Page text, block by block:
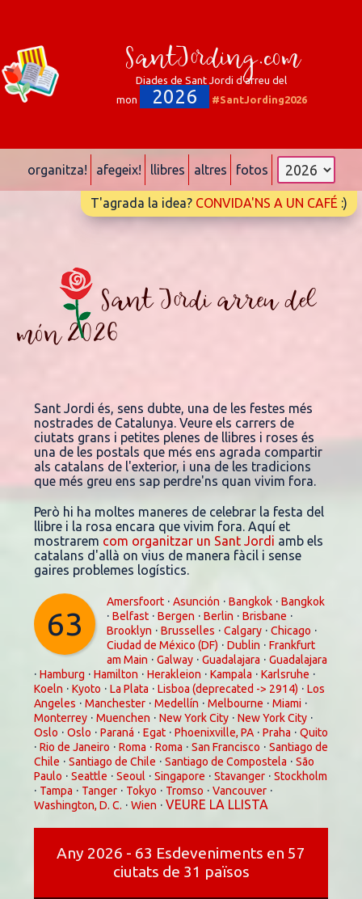
SantJording.com
Diades de Sant Jordi d'arreu del
mon
2026 #SantJording2026
organitza! afegeix! llibres altres fotos
T'agrada la idea? CONVIDA'NS A UN CAFÉ :)
Sant Jordi arreu del
món 2026
Sant Jordi és, sens dubte, una de les festes més
nostrades de Catalunya. Veure els carrers de
ciutats grans i petites plenes de llibres i roses és
una de les postals que més ens agrada compartir
als catalans de l'exterior, i una de les tradicions
que més greu ens sap perdre'ns quan vivim fora.
Però hi ha moltes maneres de celebrar la festa del
llibre i la rosa encara que vivim fora. Aquí et
mostrarem com organitzar un Sant Jordi amb els
catalans d'allà on vius de manera fàcil i sense
gaires problemes logístics.
63
Amersfoort · Asunción · Bangkok · Bangkok
· Belfast · Bergen · Berlin · Brisbane ·
Brooklyn · Brusselles · Calgary · Chicago ·
Ciudad de México (DF) · Dublin · Frankfurt
am Main · Galway · Guadalajara · Guadalajara
· Hamburg · Hamilton · Herakleion · Kampala · Karlsruhe ·
Koeln · Kyoto · La Plata · Lisboa (deprecated -> 2914) · Los
Angeles · Manchester · Medellín · Melbourne · Miami ·
Monterrey · Muenchen · New York City · New York City ·
Oslo · Oslo · Paraná · Egat · Phoenixville, PA · Praha · Quito
· Rio de Janeiro · Roma · Roma · San Francisco · Santiago de
Chile · Santiago de Chile · Santiago de Compostela · São
Paulo · Seattle · Seoul · Singapore · Stavanger · Stockholm
· Tampa · Tanger · Tokyo · Tromso · Vancouver ·
Washington, D. C. · Wien · VEURE LA LLISTA
Any 2026 - 63 Esdeveniments en 57
ciutats de 31 països